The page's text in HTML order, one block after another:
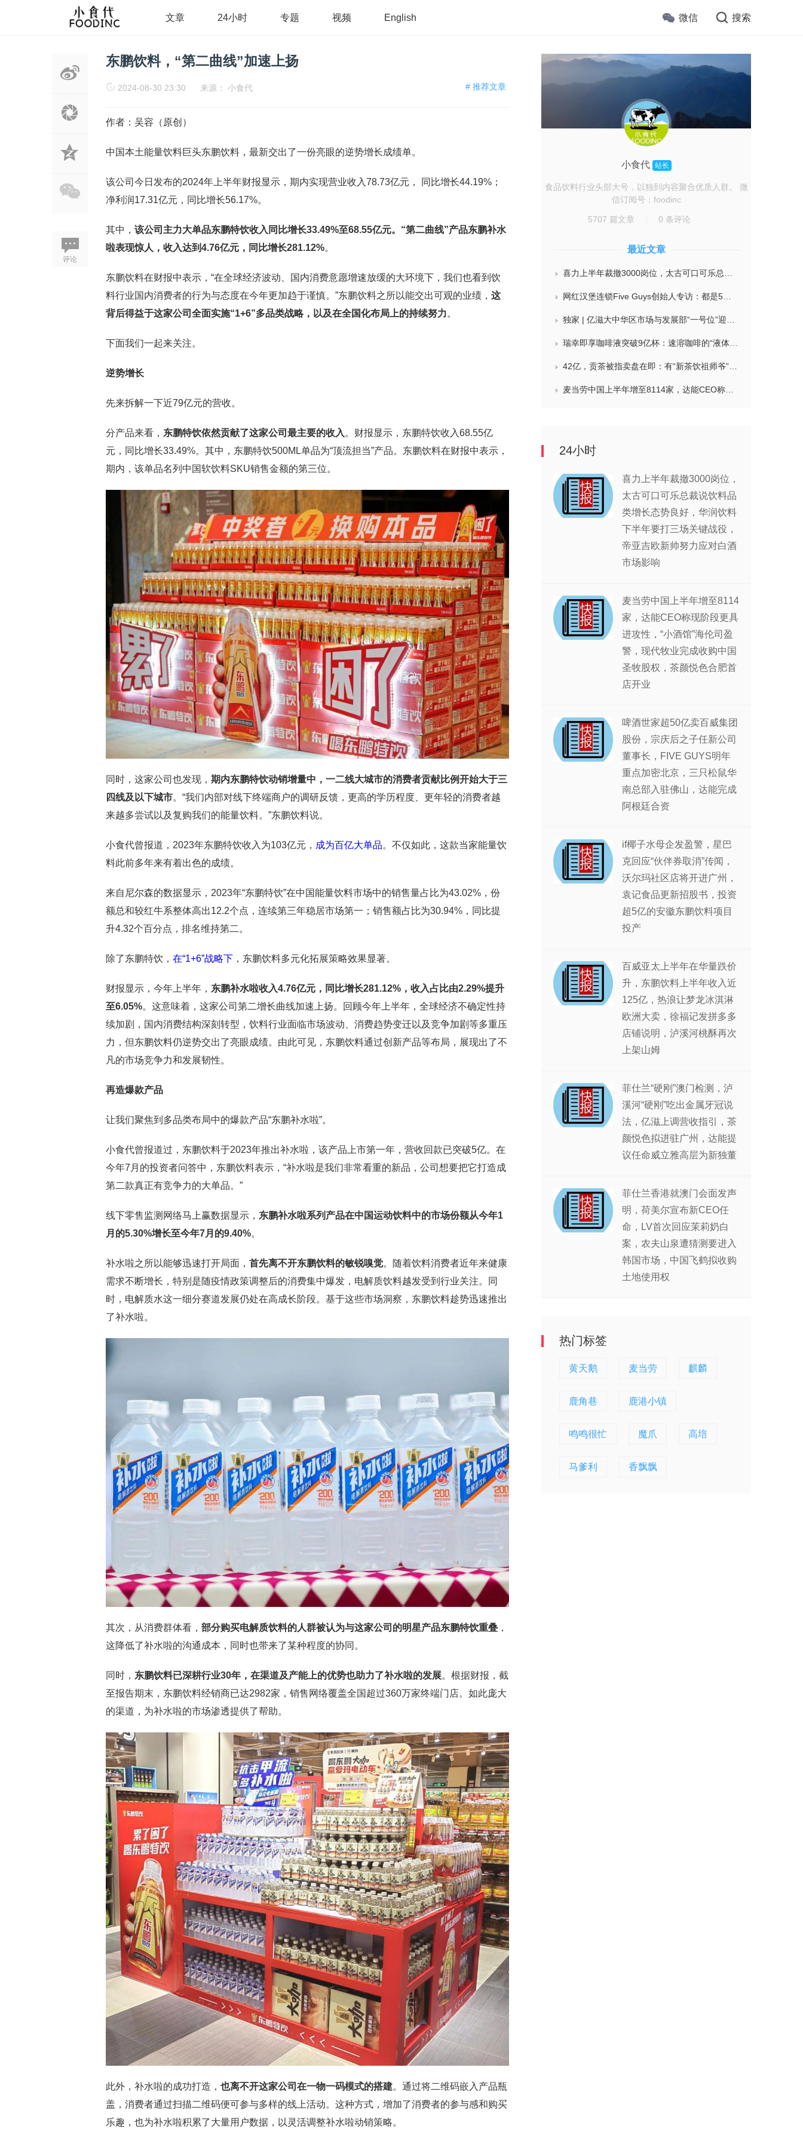
文章 24小时 专题 视频 English 微信 搜索
评论
东鹏饮料，“第二曲线”加速上扬
# 推荐文章
2024-08-30 23:30 来源： 小食代
作者：吴容（原创）
中国本土能量饮料巨头东鹏饮料，最新交出了一份亮眼的逆势增长成绩单。
该公司今日发布的2024年上半年财报显示，期内实现营业收入78.73亿元， 同比增长44.19%；
净利润17.31亿元，同比增长56.17%。
其中， 该公司主力大单品东鹏特饮收入同比增长33.49%至68.55亿元。“第二曲线”产品东鹏补水
啦表现惊人，收入达到4.76亿元，同比增长281.12%。
东鹏饮料在财报中表示，“在全球经济波动、国内消费意愿增速放缓的大环境下，我们也看到饮
料行业国内消费者的行为与态度在今年更加趋于谨慎。”东鹏饮料之所以能交出可观的业绩， 这
背后得益于这家公司全面实施“1+6”多品类战略，以及在全国化布局上的持续努力。
下面我们一起来关注。
逆势增长
先来拆解一下近79亿元的营收。
分产品来看， 东鹏特饮依然贡献了这家公司最主要的收入 。财报显示，东鹏特饮收入68.55亿
元，同比增长33.49%。其中，东鹏特饮500ML单品为“顶流担当”产品。东鹏饮料在财报中表示，
期内，该单品名列中国软饮料SKU销售金额的第三位。
同时，这家公司也发现， 期内东鹏特饮动销增量中，一二线大城市的消费者贡献比例开始大于三
四线及以下城市。“我们内部对线下终端商户的调研反馈，更高的学历程度、更年轻的消费者越
来越多尝试以及复购我们的能量饮料。”东鹏饮料说。
小食代曾报道，2023年东鹏特饮收入为103亿元， 成为百亿大单品。不仅如此，这款当家能量饮
料此前多年来有着出色的成绩。
来自尼尔森的数据显示，2023年“东鹏特饮”在中国能量饮料市场中的销售量占比为43.02%，份
额总和较红牛系整体高出12.2个点，连续第三年稳居市场第一；销售额占比为30.94%，同比提
升4.32个百分点，排名维持第二。
除了东鹏特饮， 在“1+6”战略下 ，东鹏饮料多元化拓展策略效果显著。
财报显示，今年上半年， 东鹏补水啦收入4.76亿元，同比增长281.12%，收入占比由2.29%提升
至6.05%。这意味着，这家公司第二增长曲线加速上扬。回顾今年上半年，全球经济不确定性持
续加剧，国内消费结构深刻转型，饮料行业面临市场波动、消费趋势变迁以及竞争加剧等多重压
力，但东鹏饮料仍逆势交出了亮眼成绩。由此可见，东鹏饮料通过创新产品等布局，展现出了不
凡的市场竞争力和发展韧性。
再造爆款产品
让我们聚焦到多品类布局中的爆款产品“东鹏补水啦”。
小食代曾报道过，东鹏饮料于2023年推出补水啦，该产品上市第一年，营收回款已突破5亿。在
今年7月的投资者问答中，东鹏饮料表示，“补水啦是我们非常看重的新品，公司想要把它打造成
第二款真正有竞争力的大单品。”
线下零售监测网络马上赢数据显示， 东鹏补水啦系列产品在中国运动饮料中的市场份额从今年1
月的5.30%增长至今年7月的9.40%。
补水啦之所以能够迅速打开局面， 首先离不开东鹏饮料的敏锐嗅觉。随着饮料消费者近年来健康
需求不断增长，特别是随疫情政策调整后的消费集中爆发，电解质饮料越发受到行业关注。同
时，电解质水这一细分赛道发展仍处在高成长阶段。基于这些市场洞察，东鹏饮料趁势迅速推出
了补水啦。
其次，从消费群体看， 部分购买电解质饮料的人群被认为与这家公司的明星产品东鹏特饮重叠 ，
这降低了补水啦的沟通成本，同时也带来了某种程度的协同。
同时， 东鹏饮料已深耕行业30年，在渠道及产能上的优势也助力了补水啦的发展。根据财报，截
至报告期末，东鹏饮料经销商已达2982家，销售网络覆盖全国超过360万家终端门店。如此庞大
的渠道，为补水啦的市场渗透提供了帮助。
此外，补水啦的成功打造， 也离不开这家公司在一物一码模式的搭建。通过将二维码嵌入产品瓶
盖，消费者通过扫描二维码便可参与多样的线上活动。这种方式，增加了消费者的参与感和购买
乐趣，也为补水啦积累了大量用户数据，以灵活调整补水啦动销策略。
小食代 站长
食品饮料行业头部大号，以独到内容聚合优质人群。 微
信订阅号：foodinc
5707 篇文章 0 条评论
最近文章
喜力上半年裁撤3000岗位，太古可口可乐总裁说饮料品类增长态势良好，华润饮料下半年要打三场关键战役，帝亚吉欧新帅努力应对白酒市场影响
网红汉堡连锁Five Guys创始人专访：都是5个儿子和妻子在打理，绝不会与麦当劳正面竞争，要公司上市或卖盘的建议不时出现
独家 | 亿滋大中华区市场与发展部“一号位”迎来新变动，曲向明将卸任
瑞幸即享咖啡液突破9亿杯：速溶咖啡的“液体时代”是如何炼成的？
42亿，贡茶被指卖盘在即：有“新茶饮祖师爷”之称，贝恩资本拟接手
麦当劳中国上半年增至8114家，达能CEO称现阶段更具进攻性，“小酒馆”海伦司盈警，现代牧业完成收购中国圣牧股权，茶颜悦色合肥首店开业
24小时
喜力上半年裁撤3000岗位，
太古可口可乐总裁说饮料品
类增长态势良好，华润饮料
下半年要打三场关键战役，
帝亚吉欧新帅努力应对白酒
市场影响
麦当劳中国上半年增至8114
家，达能CEO称现阶段更具
进攻性，“小酒馆”海伦司盈
警，现代牧业完成收购中国
圣牧股权，茶颜悦色合肥首
店开业
啤酒世家超50亿卖百威集团
股份，宗庆后之子任新公司
董事长，FIVE GUYS明年
重点加密北京，三只松鼠华
南总部入驻佛山，达能完成
阿根廷合资
if椰子水母企发盈警，星巴
克回应“伙伴券取消”传闻，
沃尔玛社区店将开进广州，
袁记食品更新招股书，投资
超5亿的安徽东鹏饮料项目
投产
百威亚太上半年在华量跌价
升，东鹏饮料上半年收入近
125亿，热浪让梦龙冰淇淋
欧洲大卖，徐福记发拼多多
店铺说明，泸溪河桃酥再次
上架山姆
菲仕兰“硬刚”澳门检测，泸
溪河“硬刚”吃出金属牙冠说
法，亿滋上调营收指引，茶
颜悦色拟进驻广州，达能提
议任命威立雅高层为新独董
菲仕兰香港就澳门会面发声
明，荷美尔宣布新CEO任
命，LV首次回应茉莉奶白
案，农夫山泉遭猜测要进入
韩国市场，中国飞鹤拟收购
土地使用权
热门标签
黄天鹅 麦当劳 麒麟
鹿角巷 鹿港小镇
鸣鸣很忙 魔爪 高培
马爹利 香飘飘